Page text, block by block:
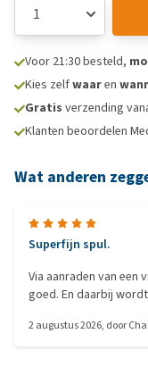
Voor 21:30 besteld,
Kies zelfwaaren
Gratis verzending
Klanten beoordelen
Wat anderen
Superfijn spul.
Via aanraden van een
goed. En daarbij
2 augustus 2026, door